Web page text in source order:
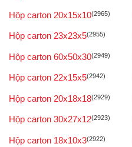
Hộp carton 20x15x10(2965)
Hộp carton 23x23x5(2955)
Hộp carton 60x50x30(2949)
Hộp carton 22x15x5(2942)
Hộp carton 20x18x18(2929)
Hộp carton 30x27x12(2923)
Hộp carton 18x10x3(2922)